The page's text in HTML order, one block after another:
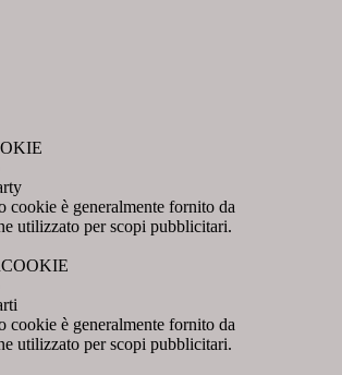
cookie è generalmente fornito da
utilizzato per scopi pubblicitari.
cookie è generalmente fornito da
utilizzato per scopi pubblicitari.